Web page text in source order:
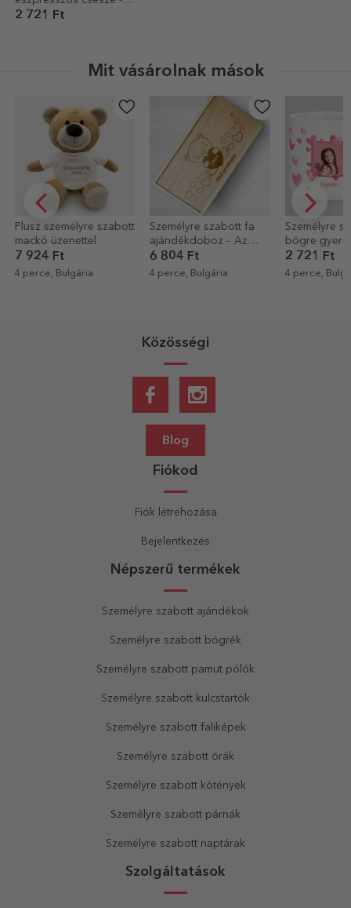
KEEP CALM AND...
2 721 Ft
Mit vásárolnak mások
Plusz személyre szabott
mackó üzenettel
7 924 Ft
4 perce, Bulgária
Személyre szabott fa
ajándékdoboz – Az
első emlékeim
6 804 Ft
4 perce, Bulgária
Személyre
bögre
Szívek
2 721 Ft
4 perce,
Közösségi
Blog
Fiókod
Fiók létrehozása
Bejelentkezés
Népszerű termékek
Személyre szabott ajándékok
Személyre szabott bögrék
Személyre szabott pamut pólók
Személyre szabott kulcstartók
Személyre szabott faliképek
Személyre szabott órák
Személyre szabott kötények
Személyre szabott párnák
Személyre szabott naptárak
Szolgáltatások